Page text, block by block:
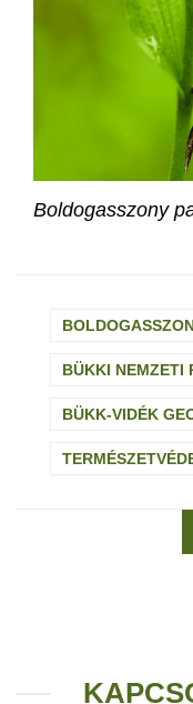
Boldogasszony
BÜKKI NEMZETI
BÜKK-VIDÉK